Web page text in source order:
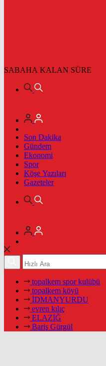
SABAHA KALAN SÜRE
Son Dakika
Gündem
Ekonomi
Spor
Köşe Yazıları
Gazeteler
topalkem spor kulübü
topalkem köyü
İDMANYURDU
evren kılıç
ELAZİĞ
Bariş Gürgül